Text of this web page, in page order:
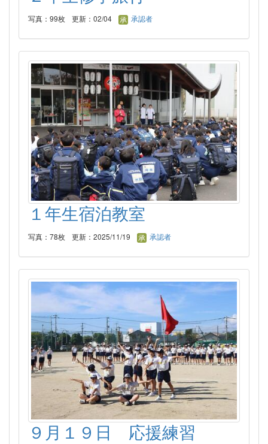
写真：99枚 更新：02/04 承認者
１年生宿泊教室
写真：78枚 更新：2025/11/19 承認者
９月１９日 応援練習